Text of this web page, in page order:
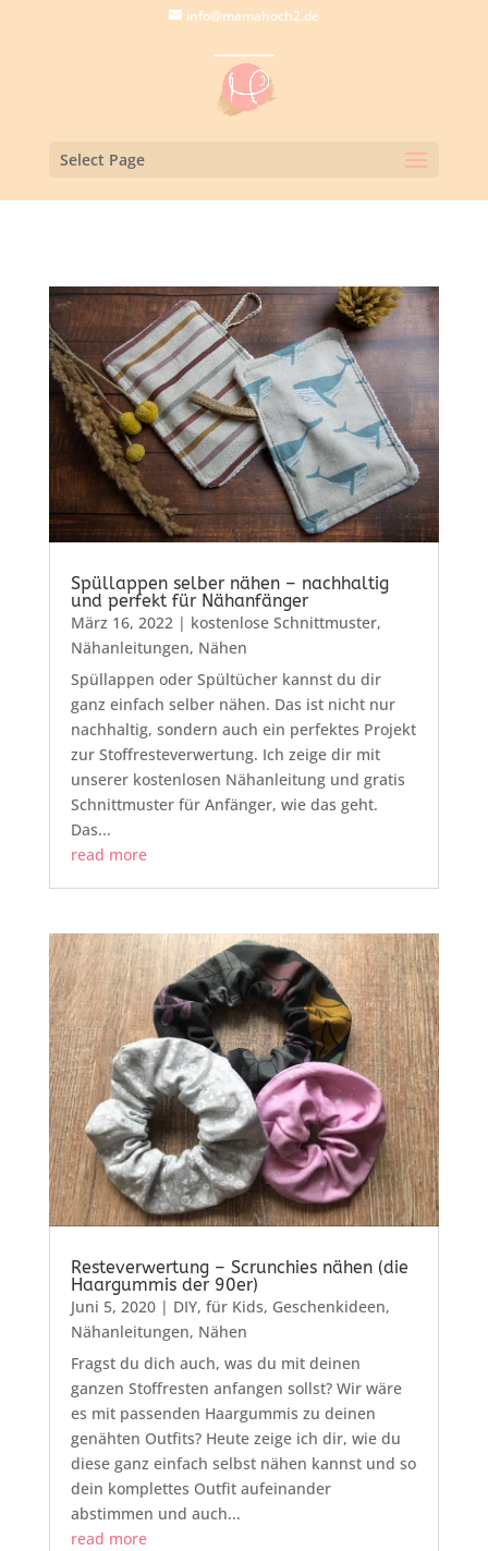
info@mamahoch2.de
Select Page
Spüllappen selber nähen – nachhaltig
und perfekt für Nähanfänger
März 16, 2022| kostenlose Schnittmuster,
Nähanleitungen, Nähen
Spüllappen oder Spültücher kannst du dir
ganz einfach selber nähen. Das ist nicht nur
nachhaltig, sondern auch ein perfektes Projekt
zur Stoffresteverwertung. Ich zeige dir mit
unserer kostenlosen Nähanleitung und gratis
Schnittmuster für Anfänger, wie das geht.
Das...
read more
Resteverwertung – Scrunchies nähen (die
Haargummis der 90er)
Juni 5, 2020| DIY, für Kids, Geschenkideen,
Nähanleitungen, Nähen
Fragst du dich auch, was du mit deinen
ganzen Stoffresten anfangen sollst? Wir wäre
es mit passenden Haargummis zu deinen
genähten Outfits? Heute zeige ich dir, wie du
diese ganz einfach selbst nähen kannst und so
dein komplettes Outfit aufeinander
abstimmen und auch...
read more